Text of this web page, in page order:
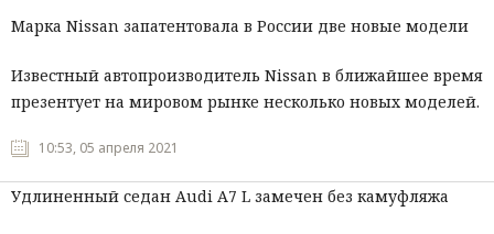
Общество
Политика
Мнения
Марка Nissan запатентовала в России две новые модели
Известный автопроизводитель Nissan в ближайшее время
презентует на мировом рынке несколько новых моделей.
10:53, 05 апреля 2021
Удлиненный седан Audi A7 L замечен без камуфляжа